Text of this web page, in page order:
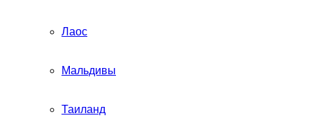
Лаос
Мальдивы
Таиланд